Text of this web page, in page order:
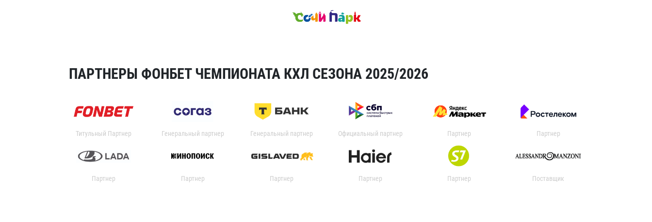
ПАРТНЕРЫ ФОНБЕТ ЧЕМПИОНАТА КХЛ СЕЗОНА 2025/2026
Титульный Партнер Генеральный партнер Генеральный партнер Официальный партнер Партнер Партнер
Партнер Партнер Партнер Партнер Партнер Поставщик